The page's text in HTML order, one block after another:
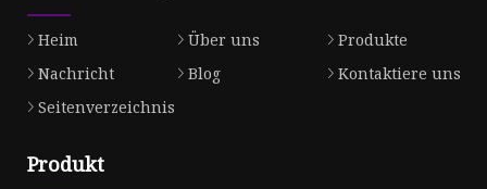
Heim Über uns
Produkte
Nachricht
Blog
Kontaktiere uns
Seitenverzeichnis
Produkt